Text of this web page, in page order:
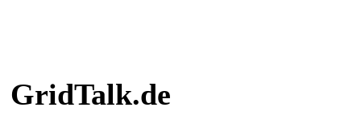
GridTalk.de